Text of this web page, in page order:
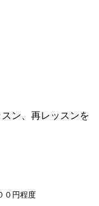
ン、再レッスンを
０円程度